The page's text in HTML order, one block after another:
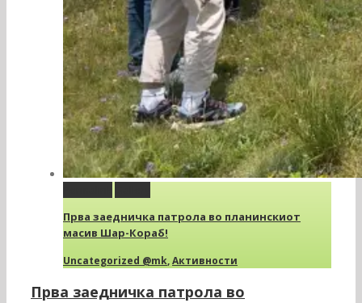
Прва заедничка патрола во планинскиот
масив Шар-Кораб!
Uncategorized @mk,Активности
Прва заедничка патрола во